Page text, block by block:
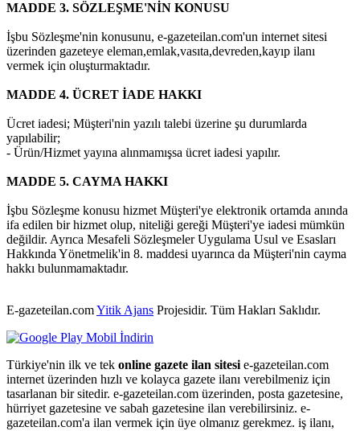
MADDE 3. SÖZLEŞME'NİN KONUSU
İşbu Sözleşme'nin konusunu, e-gazeteilan.com'un internet sitesi
üzerinden gazeteye eleman,emlak,vasıta,devreden,kayıp ilanı
vermek için oluşturmaktadır.
MADDE 4. ÜCRET İADE HAKKI
Ücret iadesi; Müşteri'nin yazılı talebi üzerine şu durumlarda
yapılabilir;
- Ürün/Hizmet yayına alınmamışsa ücret iadesi yapılır.
MADDE 5. CAYMA HAKKI
İşbu Sözleşme konusu hizmet Müşteri'ye elektronik ortamda anında
ifa edilen bir hizmet olup, niteliği gereği Müşteri'ye iadesi mümkün
değildir. Ayrıca Mesafeli Sözleşmeler Uygulama Usul ve Esasları
Hakkında Yönetmelik'in 8. maddesi uyarınca da Müşteri'nin cayma
hakkı bulunmamaktadır.
E-gazeteilan.comYitik Ajans Projesidir. Tüm Hakları Saklıdır.
Türkiye'nin ilk ve tek online gazete ilan sitesi e-gazeteilan.com
internet üzerinden hızlı ve kolayca gazete ilanı verebilmeniz için
tasarlanan bir sitedir. e-gazeteilan.com üzerinden, posta gazetesine,
hürriyet gazetesine ve sabah gazetesine ilan verebilirsiniz. e-
gazeteilan.com'a ilan vermek için üye olmanız gerekmez. iş ilanı,